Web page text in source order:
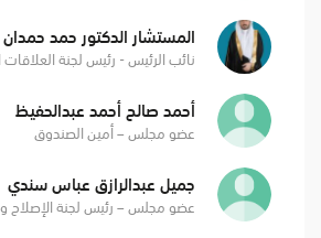
المستشار الدكتور حمد
نائب الرئيس - رئيس لجنة العلاقات
أحمد صالح أحمد عبدالحفيظ
عضو مجلس – أمين الصندوق
جميل عبدالرازق عباس سندي
عضو مجلس – رئيس لجنة الإصلاح